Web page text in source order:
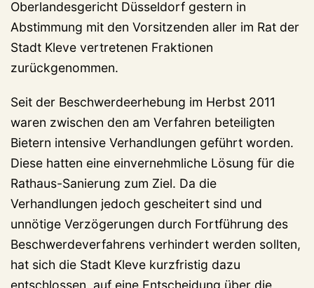
Oberlandesgericht Düsseldorf gestern in
Abstimmung mit den Vorsitzenden aller im Rat der
Stadt Kleve vertretenen Fraktionen
zurückgenommen.
Seit der Beschwerdeerhebung im Herbst 2011
waren zwischen den am Verfahren beteiligten
Bietern intensive Verhandlungen geführt worden.
Diese hatten eine einvernehmliche Lösung für die
Rathaus-Sanierung zum Ziel. Da die
Verhandlungen jedoch gescheitert sind und
unnötige Verzögerungen durch Fortführung des
Beschwerdeverfahrens verhindert werden sollten,
hat sich die Stadt Kleve kurzfristig dazu
entschlossen, auf eine Entscheidung über die